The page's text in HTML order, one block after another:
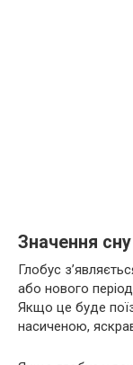
Значення
Глобус
або нового
Якщо це буде
насиченою,